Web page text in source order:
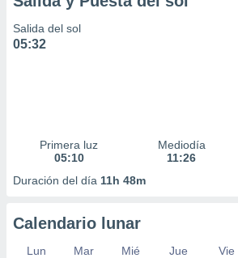
Salida del sol
05:32
Primera luz
05:10
Mediodía
11:26
Duración del día 11h 48m
Calendario lunar
Lun Mar Mié Jue Vie